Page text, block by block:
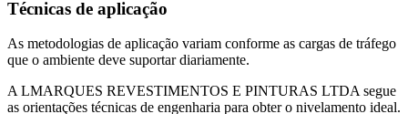
Técnicas de aplicação
As metodologias de aplicação variam conforme as cargas de tráfego
que o ambiente deve suportar diariamente.
A LMARQUES REVESTIMENTOS E PINTURAS LTDA segue
as orientações técnicas de engenharia para obter o nivelamento ideal.